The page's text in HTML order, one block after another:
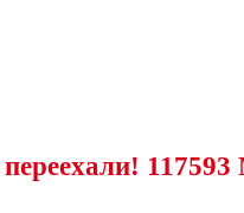
117593 Москва,